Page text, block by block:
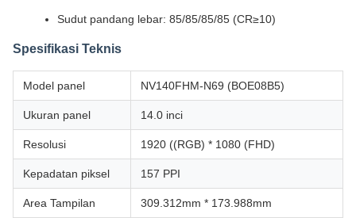
Sudut pandang lebar: 85/85/85/85 (CR≥10)
Spesifikasi Teknis
Model panel NV140FHM-N69 (BOE08B5)
Ukuran panel 14.0 inci
Resolusi 1920 ((RGB) * 1080 (FHD)
Kepadatan piksel 157 PPI
Area Tampilan 309.312mm * 173.988mm